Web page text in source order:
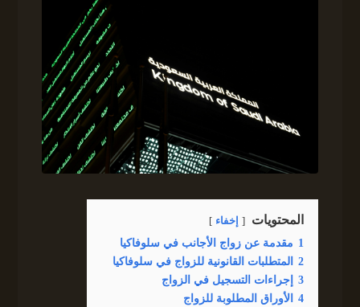
المحتويات إخفاء
1 مقدمة عن زواج الأجانب في سلوفاكيا
2 المتطلبات القانونية للزواج في سلوفاكيا
3 إجراءات التسجيل في الزواج
4 الأوراق المطلوبة للزواج